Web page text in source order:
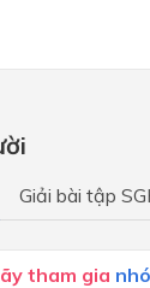
Giải bài tập
tham gia